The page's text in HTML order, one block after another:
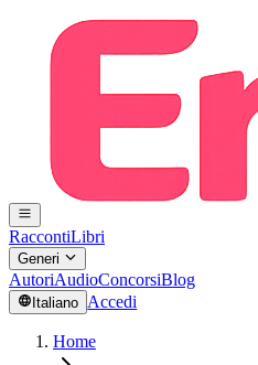
RaccontiLibri
Generi
AutoriAudioConcorsiBlog
Italiano Accedi
Home